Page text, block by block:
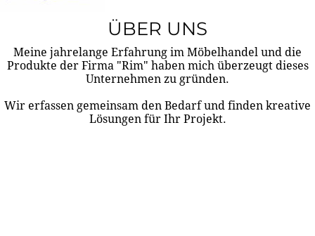
ÜBER UNS
Meine jahrelange Erfahrung im Möbelhandel und die
Produkte der Firma "Rim" haben mich überzeugt dieses
Unternehmen zu gründen.
Wir erfassen gemeinsam den Bedarf und finden kreative
Lösungen für Ihr Projekt.